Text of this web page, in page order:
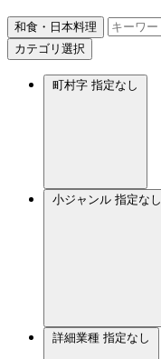
和食・日本料理
カテゴリ選択
町村字 指定なし
小ジャンル 指定なし
詳細業種 指定なし